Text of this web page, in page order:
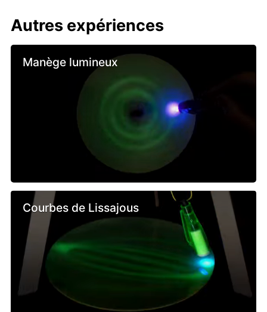
Autres expériences
Manège lumineux
Courbes de Lissajous